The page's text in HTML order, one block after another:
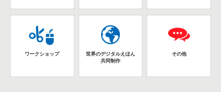
ワークショップ
世界のデジタルえほん
共同制作
その他